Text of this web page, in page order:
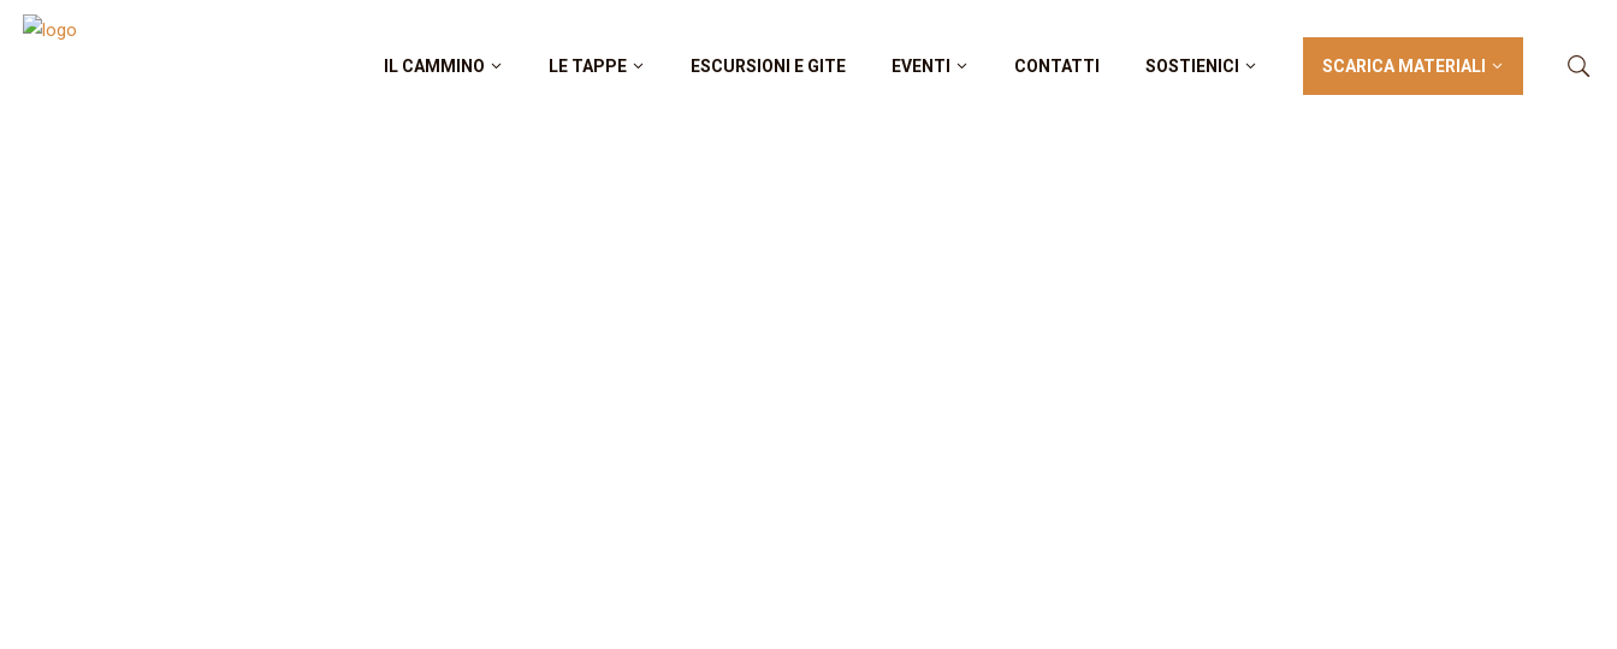
IL CAMMINO LE TAPPE ESCURSIONI E GITE EVENTI CONTATTI SOSTIENICI SCARICA MATERIALI